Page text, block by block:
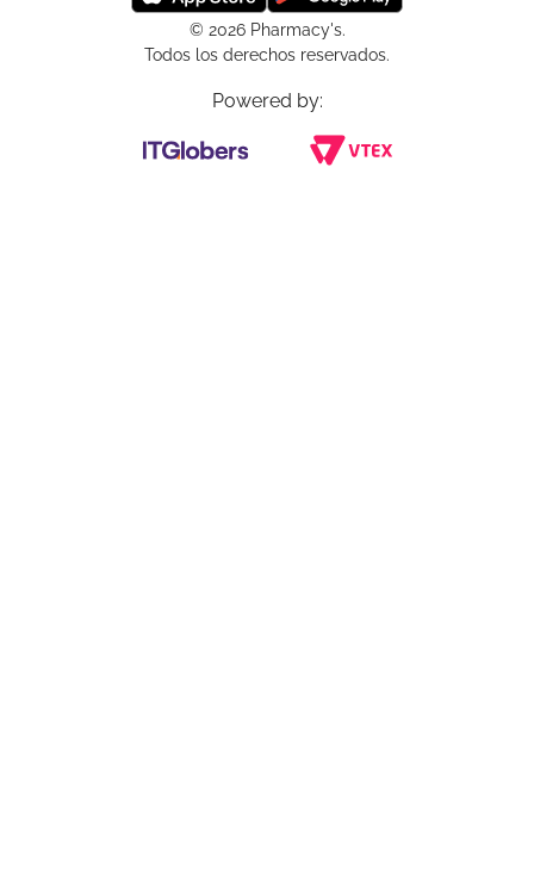
© 2026 Pharmacy's.
Todos los derechos reservados.
Powered by: